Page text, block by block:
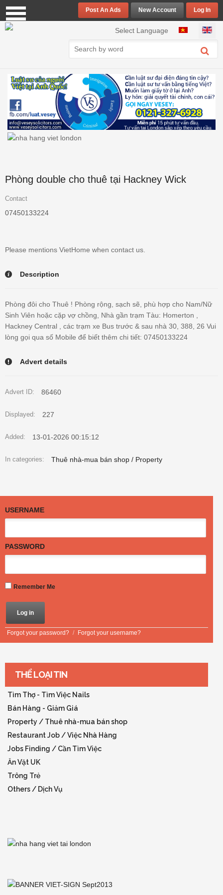
Select your languageSelect Language
Log In
New Account
Post An Ads
Phòng double cho thuê tại Hackney Wick
Contact
07450133224
Please mentions VietHome when contact us.
Description
Phòng đôi cho Thuê ! Phòng rộng, sạch sẽ, phù hợp cho Nam/Nữ
Sinh Viên hoặc cặp vợ chồng, Nhà gần trạm Tàu: Homerton ,
Hackney Central , các trạm xe Bus trước & sau nhà 30, 388, 26 Vui
lòng gọi qua số Mobile để biết thêm chi tiết: 07450133224
Advert details
Advert ID: 86460
Displayed: 227
Added: 13-01-2026 00:15:12
In categories: Thuê nhà-mua bán shop / Property
USERNAME
PASSWORD
Remember Me
Forgot your password? / Forgot your username?
THỂ LOẠI TIN
Tìm Thợ - Tìm Việc Nails
Bán Hàng - Giảm Giá
Property / Thuê nhà-mua bán shop
Restaurant Job / Việc Nhà Hàng
Jobs Finding / Cần Tìm Việc
Ăn Vặt UK
Trông Trẻ
Others / Dịch Vụ